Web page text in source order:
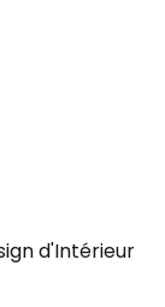
d'Intérieur